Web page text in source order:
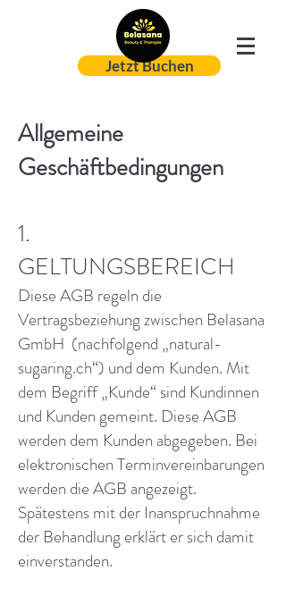
Jetzt Buchen
Allgemeine
Geschäftbedingungen
1.
GELTUNGSBEREICH
Diese AGB regeln die
Vertragsbeziehung zwischen Belasana
GmbH (nachfolgend „natural-
sugaring.ch“) und dem Kunden. Mit
dem Begriff „Kunde“ sind Kundinnen
und Kunden gemeint. Diese AGB
werden dem Kunden abgegeben. Bei
elektronischen Terminvereinbarungen
werden die AGB angezeigt.
Spätestens mit der Inanspruchnahme
der Behandlung erklärt er sich damit
einverstanden.